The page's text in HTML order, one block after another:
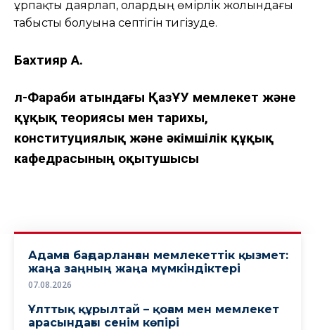
ұрпақты даярлап, олардың өмірлік жолындағы
табысты болуына септігін тигізуде.
Бахтияр А.
Әл-Фараби атындағы ҚазҰУ мемлекет және
құқық теориясы мен тарихы,
конституциялық және әкімшілік құқық
кафедрасының оқытушысы
Адамға бағдарланған мемлекеттік қызмет:
жаңа заңның жаңа мүмкіндіктері
07.08.2026
Ұлттық құрылтай – қоғам мен мемлекет
арасындағы сенім көпірі